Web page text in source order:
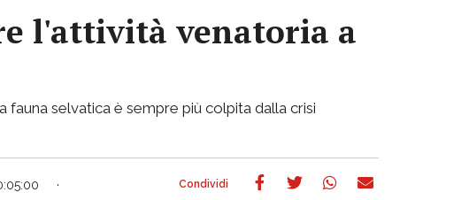
l'attività venatoria a
fauna selvatica è sempre più colpita dalla crisi